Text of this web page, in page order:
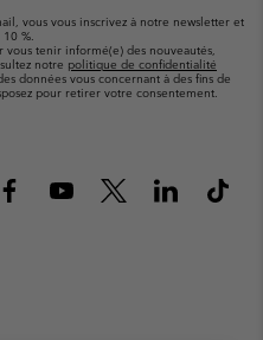
vous vous inscrivez à notre newsletter et
%.
tenir informé(e) des nouveautés,
notre politique de confidentialité
données vous concernant à des fins de
pour retirer votre consentement.